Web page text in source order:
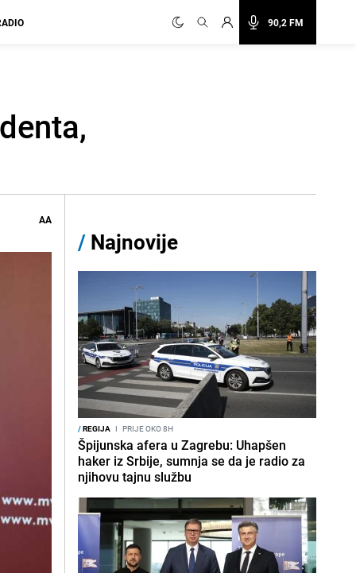
90,2 FM
AA
/ Najnovije
/REGIJA I PRIJE OKO 8H
Špijunska afera u Zagrebu: Uhapšen
haker iz Srbije, sumnja se da je radio za
njihovu tajnu službu